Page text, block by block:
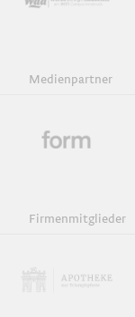
Medienpartner
Firmenmitglieder